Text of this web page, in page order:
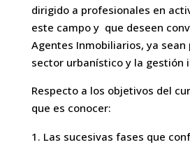
dirigido a profesionales en
este campo y que deseen
Agentes Inmobiliarios, ya sean
sector urbanístico y la gestión
Respecto a los objetivos del
que es conocer:
Las sucesivas fases que